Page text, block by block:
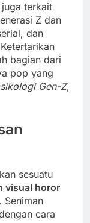
terkait
Z dan
dan
bagian dari
pop yang
Gen-Z,
sesuatu
visual horor
Seniman
cara